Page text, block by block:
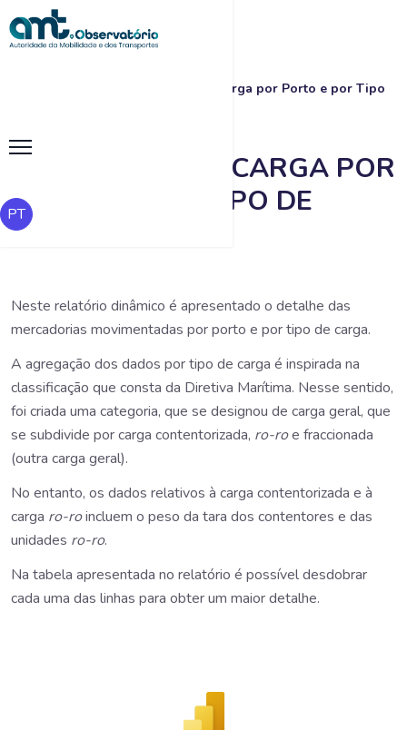
PT
Movimento de Carga por Porto e por Tipo
MOVIMENTO DE CARGA POR
PORTO E POR TIPO DE
CARGA
Neste relatório dinâmico é apresentado o detalhe das
mercadorias movimentadas por porto e por tipo de carga.
A agregação dos dados por tipo de carga é inspirada na
classificação que consta da Diretiva Marítima. Nesse sentido,
foi criada uma categoria, que se designou de carga geral, que
se subdivide por carga contentorizada, ro-roe fraccionada
(outra carga geral).
No entanto, os dados relativos à carga contentorizada e à
carga ro-roincluem o peso da tara dos contentores e das
unidades ro-ro.
Na tabela apresentada no relatório é possível desdobrar
cada uma das linhas para obter um maior detalhe.